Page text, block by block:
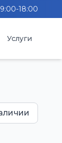
18:00
Услуги